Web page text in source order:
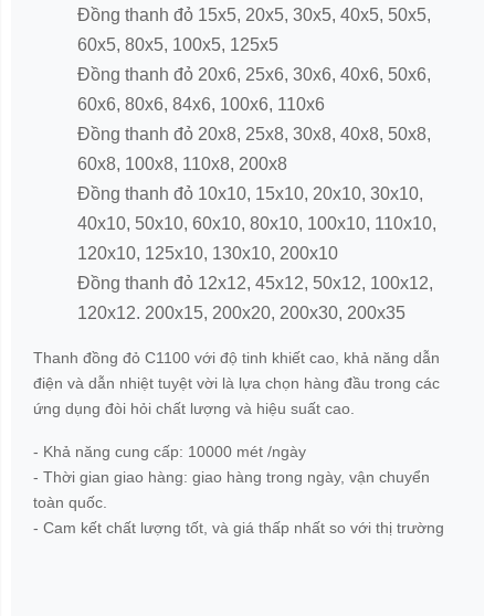
Đồng thanh đỏ 15x5, 20x5, 30x5, 40x5, 50x5,
60x5, 80x5, 100x5, 125x5
Đồng thanh đỏ 20x6, 25x6, 30x6, 40x6, 50x6,
60x6, 80x6, 84x6, 100x6, 110x6
Đồng thanh đỏ 20x8, 25x8, 30x8, 40x8, 50x8,
60x8, 100x8, 110x8, 200x8
Đồng thanh đỏ 10x10, 15x10, 20x10, 30x10,
40x10, 50x10, 60x10, 80x10, 100x10, 110x10,
120x10, 125x10, 130x10, 200x10
Đồng thanh đỏ 12x12, 45x12, 50x12, 100x12,
120x12. 200x15, 200x20, 200x30, 200x35
Thanh đồng đỏ C1100 với độ tinh khiết cao, khả năng dẫn
điện và dẫn nhiệt tuyệt vời là lựa chọn hàng đầu trong các
ứng dụng đòi hỏi chất lượng và hiệu suất cao.
- Khả năng cung cấp: 10000 mét /ngày
- Thời gian giao hàng: giao hàng trong ngày, vận chuyển
toàn quốc.
- Cam kết chất lượng tốt, và giá thấp nhất so với thị trường